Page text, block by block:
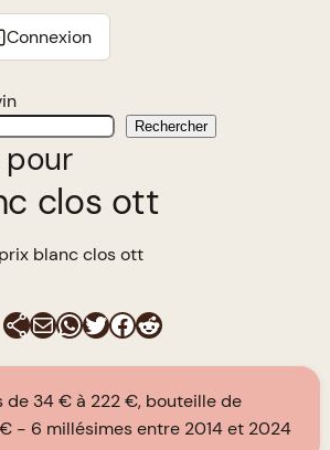
Connexion
Rechercher
pour
clos ott
blanc clos ott
E-mailWhatsApp
Twitter
Facebook
Reddit
de 34 € à 222 €, bouteille de
6 millésimes entre 2014 et 2024